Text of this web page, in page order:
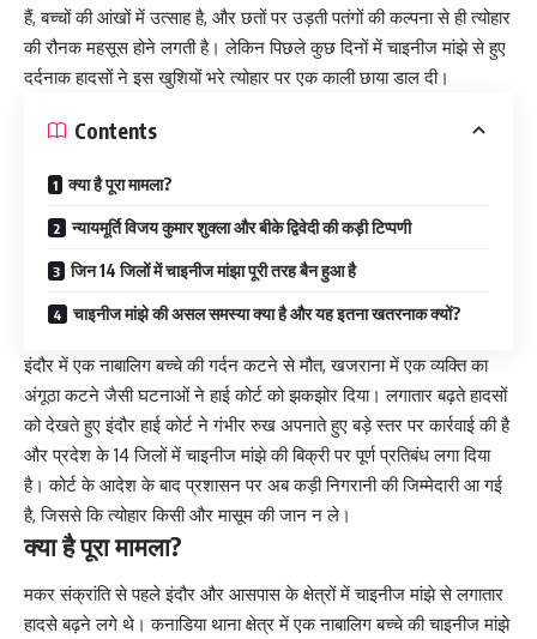
हैं, बच्चों की आंखों में उत्साह है, और छतों पर उड़ती पतंगों की कल्पना से ही त्योहार
की रौनक महसूस होने लगती है। लेकिन पिछले कुछ दिनों में चाइनीज मांझे से हुए
दर्दनाक हादसों ने इस खुशियों भरे त्योहार पर एक काली छाया डाल दी।
Contents
क्या है पूरा मामला?
न्यायमूर्ति विजय कुमार शुक्ला और बीके द्विवेदी की कड़ी टिप्पणी
जिन 14 जिलों में चाइनीज मांझा पूरी तरह बैन हुआ है
चाइनीज मांझे की असल समस्या क्या है और यह इतना खतरनाक क्यों?
इंदौर में एक नाबालिग बच्चे की गर्दन कटने से मौत, खजराना में एक व्यक्ति का
अंगूठा कटने जैसी घटनाओं ने हाई कोर्ट को झकझोर दिया। लगातार बढ़ते हादसों
को देखते हुए इंदौर हाई कोर्ट ने गंभीर रुख अपनाते हुए बड़े स्तर पर कार्रवाई की है
और प्रदेश के 14 जिलों में चाइनीज मांझे की बिक्री पर पूर्ण प्रतिबंध लगा दिया
है। कोर्ट के आदेश के बाद प्रशासन पर अब कड़ी निगरानी की जिम्मेदारी आ गई
है, जिससे कि त्योहार किसी और मासूम की जान न ले।
क्या है पूरा मामला?
मकर संक्रांति से पहले इंदौर और आसपास के क्षेत्रों में चाइनीज मांझे से लगातार
हादसे बढ़ने लगे थे। कनाडिया थाना क्षेत्र में एक नाबालिग बच्चे की चाइनीज मांझे